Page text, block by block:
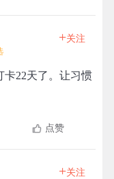
+关注
卡22天了。让习惯
点赞
+关注